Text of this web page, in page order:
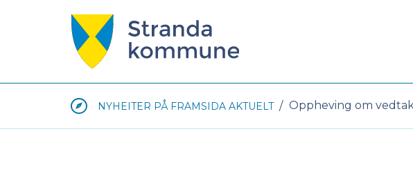
Du
NYHEITER PÅ FRAMSIDA AKTUELT Oppheving om